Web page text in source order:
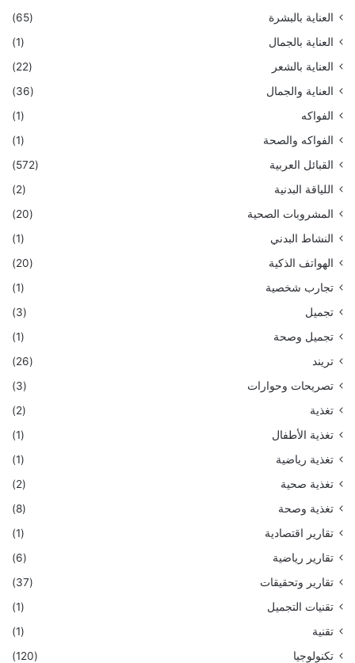
العناية بالبشرة
(65)
العناية بالجمال
(1)
العناية بالشعر
(22)
العناية والجمال
(36)
الفواكه
(1)
الفواكه والصحة
(1)
القبائل العربية
(572)
اللياقة البدنية
(2)
المشروبات الصحية
(20)
النشاط البدني
(1)
الهواتف الذكية
(20)
تجارب شخصية
(1)
تجميل
(3)
تجميل وصحة
(1)
تريند
(26)
تصريحات وحوارات
(3)
تغذية
(2)
تغذية الأطفال
(1)
تغذية رياضية
(1)
تغذية صحية
(2)
تغذية وصحة
(8)
تقارير اقتصادية
(1)
تقارير رياضية
(6)
تقارير وتحقيقات
(37)
تقنيات التجميل
(1)
تقنية
(1)
تكنولوجيا
(120)